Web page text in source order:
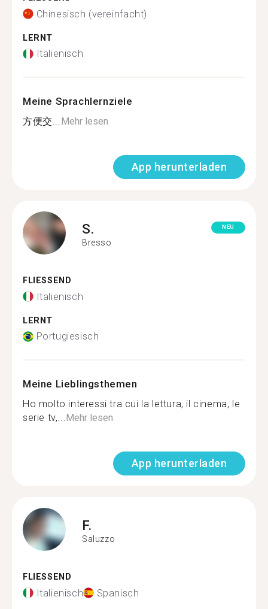
Chinesisch (vereinfacht)
LERNT
Italienisch
Meine Sprachlernziele
方便交...Mehr lesen
App herunterladen
S.
Bresso
NEU
FLIESSEND
Italienisch
LERNT
Portugiesisch
Meine Lieblingsthemen
Ho molto interessi tra cui la lettura, il cinema, le
serie tv,...Mehr lesen
App herunterladen
F.
Saluzzo
FLIESSEND
Italienisch Spanisch